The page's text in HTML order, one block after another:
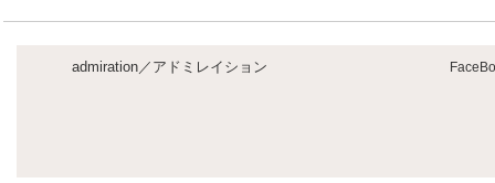
admiration／アドミレイション